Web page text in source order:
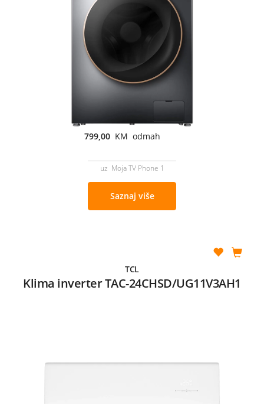
799,00 KM odmah
uz Moja TV Phone 1
Saznaj više
TCL
Klima inverter TAC-24CHSD/UG11V3AH1